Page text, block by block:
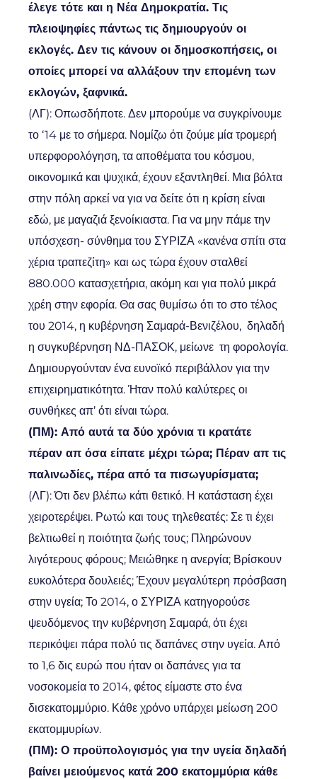
έλεγε τότε και η Νέα Δημοκρατία. Τις
πλειοψηφίες πάντως τις δημιουργούν οι
εκλογές. Δεν τις κάνουν οι δημοσκοπήσεις, οι
οποίες μπορεί να αλλάξουν την επομένη των
εκλογών, ξαφνικά.
(ΛΓ): Οπωσδήποτε. Δεν μπορούμε να συγκρίνουμε
το ‘14 με το σήμερα. Νομίζω ότι ζούμε μία τρομερή
υπερφορολόγηση, τα αποθέματα του κόσμου,
οικονομικά και ψυχικά, έχουν εξαντληθεί. Μια βόλτα
στην πόλη αρκεί να για να δείτε ότι η κρίση είναι
εδώ, με μαγαζιά ξενοίκιαστα. Για να μην πάμε την
υπόσχεση- σύνθημα του ΣΥΡΙΖΑ «κανένα σπίτι στα
χέρια τραπεζίτη» και ως τώρα έχουν σταλθεί
880.000 κατασχετήρια, ακόμη και για πολύ μικρά
χρέη στην εφορία. Θα σας θυμίσω ότι το στο τέλος
του 2014, η κυβέρνηση Σαμαρά-Βενιζέλου, δηλαδή
η συγκυβέρνηση ΝΔ-ΠΑΣΟΚ, μείωνε τη φορολογία.
Δημιουργούνταν ένα ευνοϊκό περιβάλλον για την
επιχειρηματικότητα. Ήταν πολύ καλύτερες οι
συνθήκες απ’ ότι είναι τώρα.
(ΠΜ): Από αυτά τα δύο χρόνια τι κρατάτε
πέραν απ όσα είπατε μέχρι τώρα; Πέραν απ τις
παλινωδίες, πέρα από τα πισωγυρίσματα;
(ΛΓ): Ότι δεν βλέπω κάτι θετικό. Η κατάσταση έχει
χειροτερέψει. Ρωτώ και τους τηλεθεατές: Σε τι έχει
βελτιωθεί η ποιότητα ζωής τους; Πληρώνουν
λιγότερους φόρους; Μειώθηκε η ανεργία; Βρίσκουν
ευκολότερα δουλειές; Έχουν μεγαλύτερη πρόσβαση
στην υγεία; Το 2014, ο ΣΥΡΙΖΑ κατηγορούσε
ψευδόμενος την κυβέρνηση Σαμαρά, ότι έχει
περικόψει πάρα πολύ τις δαπάνες στην υγεία. Από
το 1,6 δις ευρώ που ήταν οι δαπάνες για τα
νοσοκομεία το 2014, φέτος είμαστε στο ένα
δισεκατομμύριο. Κάθε χρόνο υπάρχει μείωση 200
εκατομμυρίων.
(ΠΜ): Ο προϋπολογισμός για την υγεία δηλαδή
βαίνει μειούμενος κατά 200 εκατομμύρια κάθε